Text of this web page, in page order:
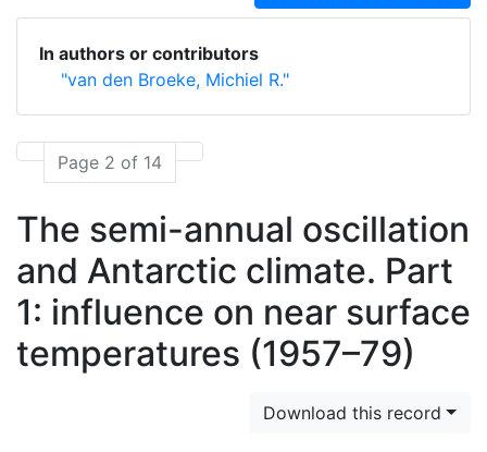
In authors or contributors
"van den Broeke, Michiel R."
Page 2 of 14
The semi-annual oscillation
and Antarctic climate. Part
1: influence on near surface
temperatures (1957–79)
Download this record